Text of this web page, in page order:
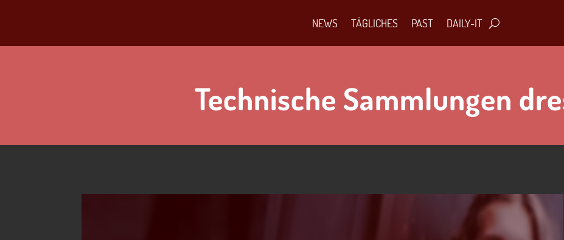
NEWS TÄGLICHES PAST DAILY-IT
Technische Sammlungen